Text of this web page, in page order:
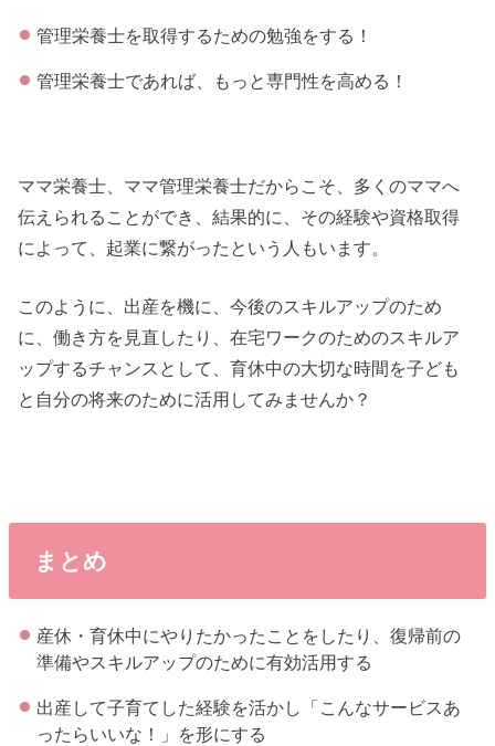
管理栄養士を取得するための勉強をする！
管理栄養士であれば、もっと専門性を高める！
ママ栄養士、ママ管理栄養士だからこそ、多くのママへ
伝えられることができ、結果的に、その経験や資格取得
によって、起業に繋がったという人もいます。
このように、出産を機に、今後のスキルアップのため
に、働き方を見直したり、在宅ワークのためのスキルア
ップするチャンスとして、育休中の大切な時間を子ども
と自分の将来のために活用してみませんか？
まとめ
産休・育休中にやりたかったことをしたり、復帰前の
準備やスキルアップのために有効活用する
出産して子育てした経験を活かし「こんなサービスあ
ったらいいな！」を形にする